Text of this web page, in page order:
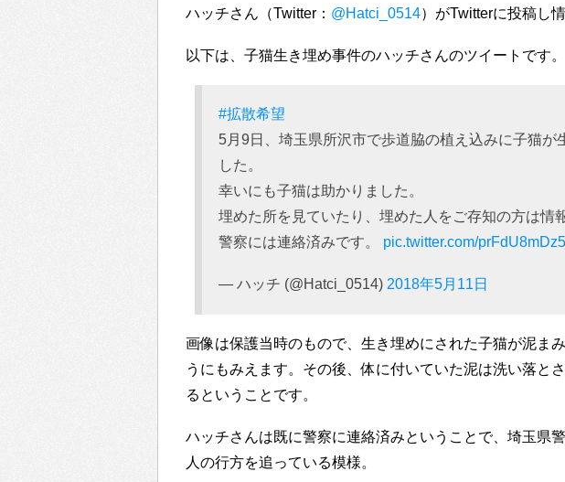
ハッチさん（Twitter： @Hatci_0514）がTwitterに投稿し
以下は、子猫生き埋め事件のハッチさんのツイートです。
#拡散希望
5月9日、埼玉県所沢市で歩道脇の植え込みに子猫が
した。
幸いにも子猫は助かりました。
埋めた所を見ていたり、埋めた人をご存知の方は情
警察には連絡済みです。 pic.twitter.com/prFdU8mDz5
— ハッチ (@Hatci_0514) 2018年5月11日
画像は保護当時のもので、生き埋めにされた子猫が泥ま
うにもみえます。その後、体に付いていた泥は洗い落と
るということです。
ハッチさんは既に警察に連絡済みということで、埼玉県
人の行方を追っている模様。